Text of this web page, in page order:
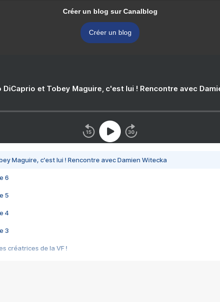
Créer un blog sur Canalblog
Créer un blog
DiCaprio et Tobey Maguire, c'est lui ! Rencontre avec
Maguire, c'est lui ! Rencontre avec Damien Witecka
6
5
4
3
créatrices de la VF !